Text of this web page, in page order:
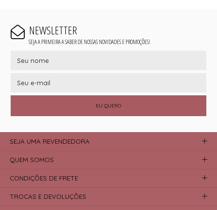
NEWSLETTER
SEJA A PRIMEIRA A SABER DE NOSSAS NOVIDADES E PROMOÇÕES!
EU QUERO
SEJA UMA REVENDEDORA
QUEM SOMOS
CONDIÇÕES DE FRETE
TROCAS E DEVOLUÇÕES